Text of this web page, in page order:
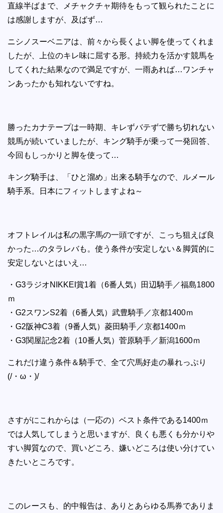
直線半ばまで、メチャクチャ期待をもって観られたことに
は感謝しますが、及ばず…
ニシノスーベニアは、前々から長くよい脚を使ってくれま
したが、上位のキレ味に屈する形。持続力を活かす競馬を
してくれた結果なので満足ですが、一雨あれば…ワンチャ
ンあったかも知れないですね。
勝ったカナテープは一時期、キレずバテずで勝ち切れない
競馬が続いていましたが、キング騎手が乗って一発回答、
今回もしっかりと脚を使って…
キング騎手は、「ひと溜め」出来る騎手なので、ルメール
騎手系。日本にフィットしますよね～
オフトレイルは私の黒字馬の一頭ですが、こっち狙えば良
かった…のタラレバも。使う条件が安定しない＆脚質的に
安定しないとはいえ…
・G3ラジオNIKKEI賞1着（6番人気）田辺騎手／福島1800
ｍ
・G2スワンS2着（6番人気）武豊騎手／京都1400ｍ
・G2阪神C3着（9番人気）菱田騎手／京都1400ｍ
・G3関屋記念2着（10番人気）菅原騎手／新潟1600ｍ
これだけ違う条件＆騎手で、全て穴馬好走の暴れっぷり
(/・ω・)/
さすがにこれからは（一応の）ベスト条件である1400ｍ
では人気してしまうと思いますが、良くも悪くも分かりや
すい脚質なので、買いどころ、嫌いどころは使い分けてい
きたいところです。
このレースも、的中報告は、ありとあらゆる馬券でありま